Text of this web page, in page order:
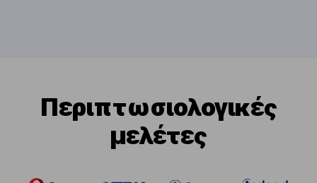
Περιπτωσιολογικές
μελέτες